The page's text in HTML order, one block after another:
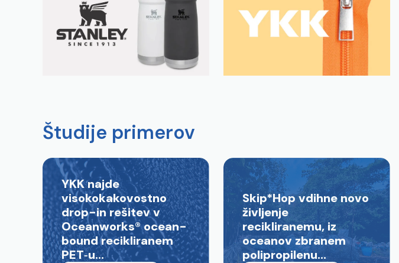
Študije primerov
YKK najde
visokokakovostno
drop-in rešitev v
Oceanworks®ocean-
bound recikliranem
PET‑u...
Skip*Hop vdihne novo
življenje
recikliranemu, iz
oceanov zbranem
polipropilenu...